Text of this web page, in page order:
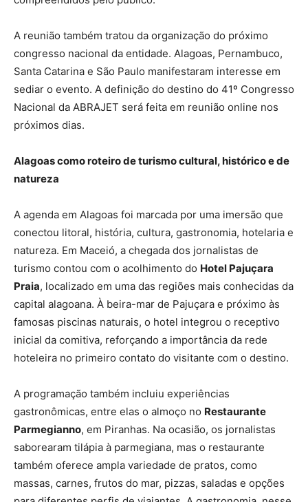
A reunião também tratou da organização do próximo
congresso nacional da entidade. Alagoas, Pernambuco,
Santa Catarina e São Paulo manifestaram interesse em
sediar o evento. A definição do destino do 41º Congresso
Nacional da ABRAJET será feita em reunião online nos
próximos dias.
Alagoas como roteiro de turismo cultural, histórico e de
natureza
A agenda em Alagoas foi marcada por uma imersão que
conectou litoral, história, cultura, gastronomia, hotelaria e
natureza. Em Maceió, a chegada dos jornalistas de
turismo contou com o acolhimento do Hotel Pajuçara
Praia, localizado em uma das regiões mais conhecidas da
capital alagoana. À beira-mar de Pajuçara e próximo às
famosas piscinas naturais, o hotel integrou o receptivo
inicial da comitiva, reforçando a importância da rede
hoteleira no primeiro contato do visitante com o destino.
A programação também incluiu experiências
gastronômicas, entre elas o almoço no Restaurante
Parmegianno, em Piranhas. Na ocasião, os jornalistas
saborearam tilápia à parmegiana, mas o restaurante
também oferece ampla variedade de pratos, como
massas, carnes, frutos do mar, pizzas, saladas e opções